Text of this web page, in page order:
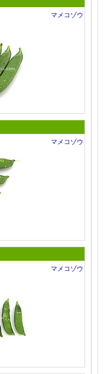
マメコゾウ
マメコゾウ
マメコゾウ